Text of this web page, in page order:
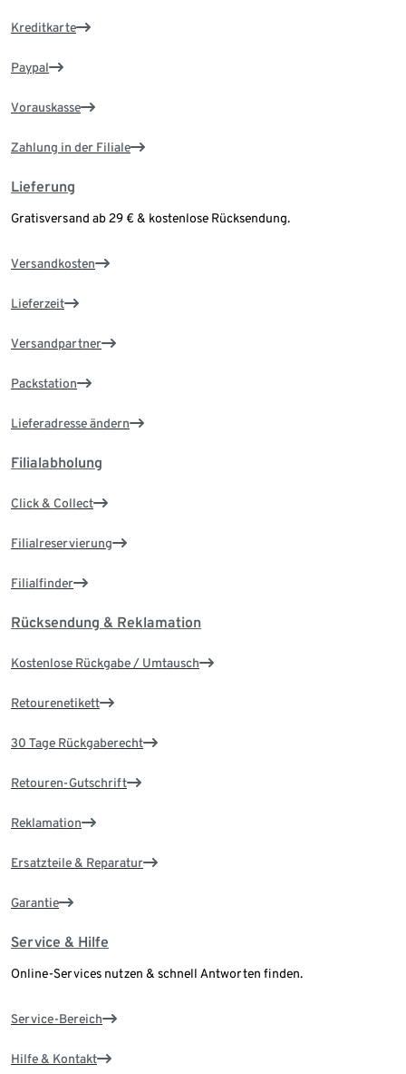
Kreditkarte
Paypal
Vorauskasse
Zahlung in der Filiale
Lieferung
Gratisversand ab 29 € & kostenlose Rücksendung.
Versandkosten
Lieferzeit
Versandpartner
Packstation
Lieferadresse ändern
Filialabholung
Click & Collect
Filialreservierung
Filialfinder
Rücksendung & Reklamation
Kostenlose Rückgabe / Umtausch
Retourenetikett
30 Tage Rückgaberecht
Retouren-Gutschrift
Reklamation
Ersatzteile & Reparatur
Garantie
Service & Hilfe
Online-Services nutzen & schnell Antworten finden.
Service-Bereich
Hilfe & Kontakt